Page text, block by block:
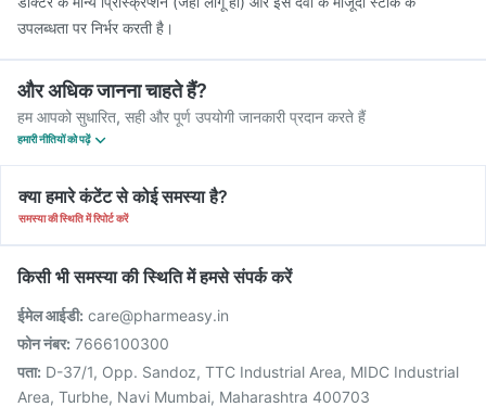
उपलब्धता पर निर्भर करती है।
और अधिक जानना चाहते हैं?
हम आपको सुधारित, सही और पूर्ण उपयोगी जानकारी प्रदान करते हैं
हमारी नीतियों को पढ़ें
क्या हमारे कंटेंट से कोई समस्या है?
समस्या की स्थिति में रिपोर्ट करें
किसी भी समस्या की स्थिति में हमसे संपर्क करें
ईमेल आईडी: care@pharmeasy.in
फोन नंबर: 7666100300
पता: D-37/1, Opp. Sandoz, TTC Industrial Area, MIDC Industrial
Area, Turbhe, Navi Mumbai, Maharashtra 400703